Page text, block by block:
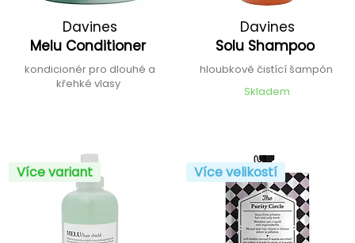
Davines
Melu Conditioner
kondicionér pro dlouhé a
křehké vlasy
Davines
Solu Shampoo
hloubkově čistící šampón
Skladem
Více variant Více velikostí